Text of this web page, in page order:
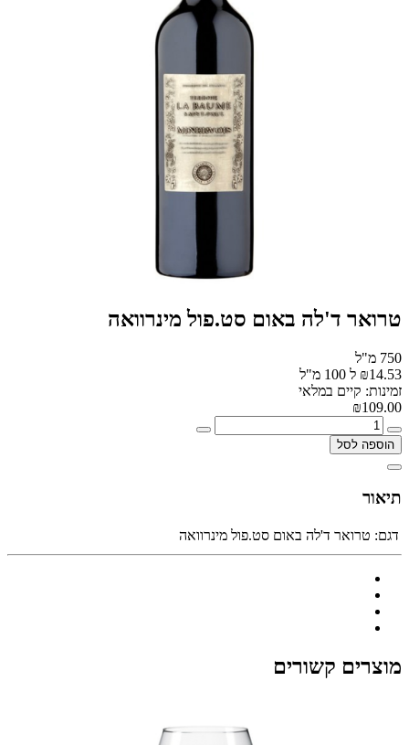
טרואר ד'לה באום סט.פול מינרוואה
750 מ"ל
₪14.53 ל 100 מ"ל
זמינות: קיים במלאי
₪109.00
הוספה לסל
תיאור
דגם: טרואר ד'לה באום סט.פול מינרוואה
מוצרים קשורים